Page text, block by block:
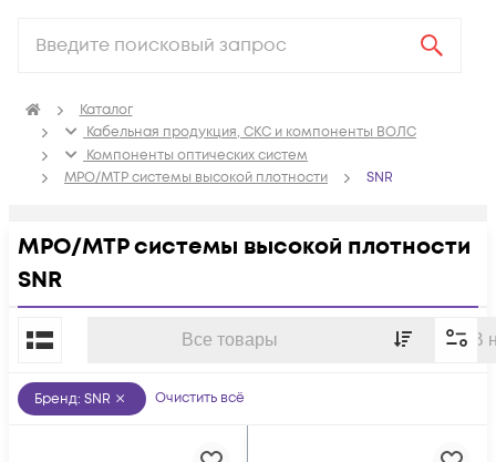
Каталог
Кабельная продукция, СКС и компоненты ВОЛС
Компоненты оптических систем
MPO/MTP системы высокой плотности
SNR
MPO/MTP системы высокой плотности
SNR
Все товары В
По популярности
Бренд: SNR Очистить всё